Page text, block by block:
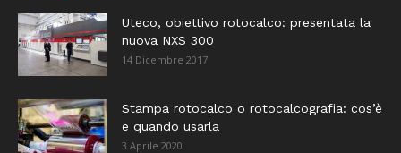
Uteco, obiettivo rotocalco: presentata la
nuova NXS 300
14 Dicembre 2017
Stampa rotocalco o rotocalcografia: cos’è
e quando usarla
3 Aprile 2020